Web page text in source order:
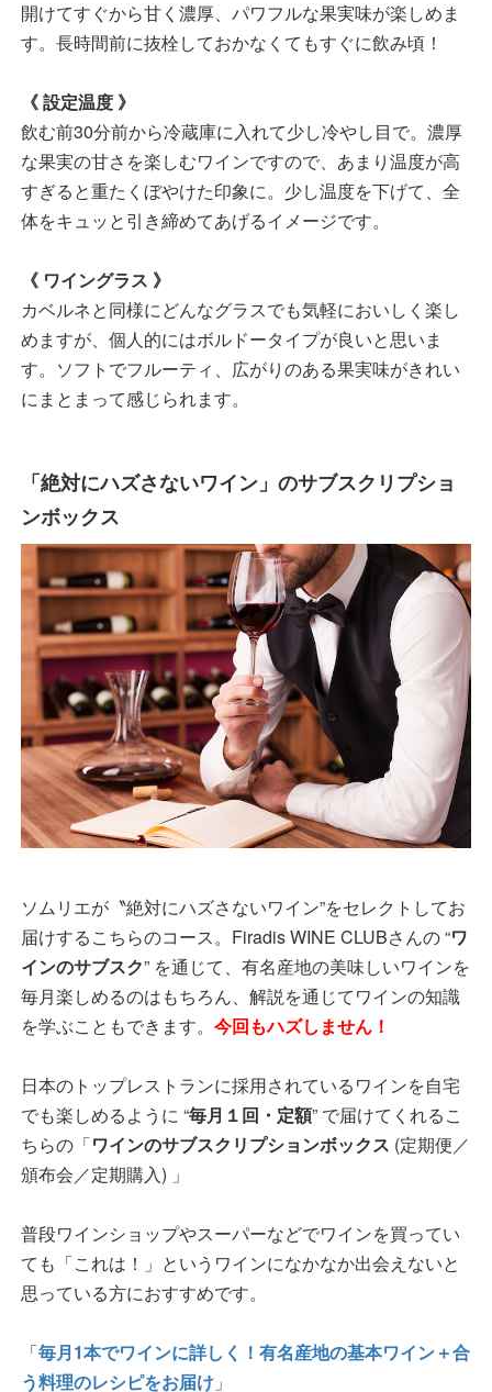
開けてすぐから甘く濃厚、パワフルな果実味が楽しめま
す。長時間前に抜栓しておかなくてもすぐに飲み頃！
《 設定温度 》
飲む前30分前から冷蔵庫に入れて少し冷やし目で。濃厚
な果実の甘さを楽しむワインですので、あまり温度が高
すぎると重たくぼやけた印象に。少し温度を下げて、全
体をキュッと引き締めてあげるイメージです。
《 ワイングラス 》
カベルネと同様にどんなグラスでも気軽においしく楽し
めますが、個人的にはボルドータイプが良いと思いま
す。ソフトでフルーティ、広がりのある果実味がきれい
にまとまって感じられます。
「絶対にハズさないワイン」のサブスクリプショ
ンボックス
ソムリエが〝絶対にハズさないワイン”をセレクトしてお
届けするこちらのコース。Firadis WINE CLUBさんの “ワ
インのサブスク” を通じて、有名産地の美味しいワインを
毎月楽しめるのはもちろん、解説を通じてワインの知識
を学ぶこともできます。 今回もハズしません！
日本のトップレストランに採用されているワインを自宅
でも楽しめるように “毎月１回・定額” で届けてくれるこ
ちらの「ワインのサブスクリプションボックス (定期便／
頒布会／定期購入) 」
普段ワインショップやスーパーなどでワインを買ってい
ても「これは！」というワインになかなか出会えないと
思っている方におすすめです。
「毎月1本でワインに詳しく！有名産地の基本ワイン＋合
う料理のレシピをお届け 」